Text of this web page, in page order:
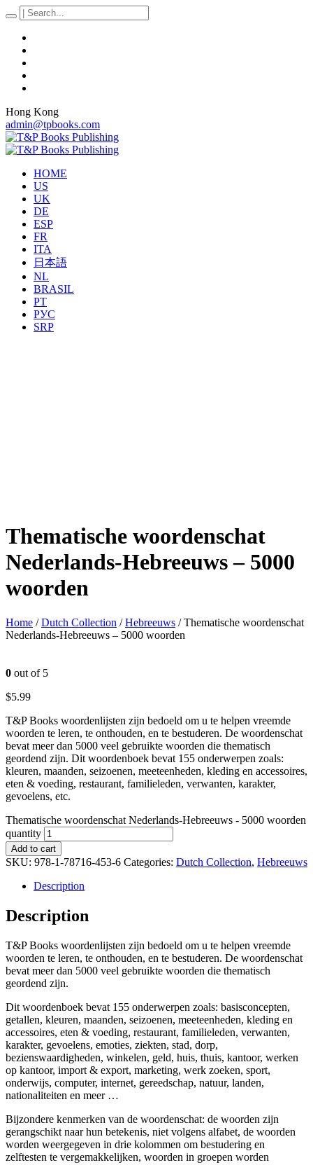
Hong Kong
admin@tpbooks.com
HOME
US
UK
DE
ESP
FR
ITA
日本語
NL
BRASIL
PT
РУС
SRP
Thematische woordenschat
Nederlands-Hebreeuws – 5000
woorden
Home /Dutch Collection /Hebreeuws / Thematische woordenschat
Nederlands-Hebreeuws – 5000 woorden
0 out of 5
$5.99
T&P Books woordenlijsten zijn bedoeld om u te helpen vreemde
woorden te leren, te onthouden, en te bestuderen. De woordenschat
bevat meer dan 5000 veel gebruikte woorden die thematisch
geordend zijn. Dit woordenboek bevat 155 onderwerpen zoals:
kleuren, maanden, seizoenen, meeteenheden, kleding en accessoires,
eten & voeding, restaurant, familieleden, verwanten, karakter,
gevoelens, etc.
Thematische woordenschat Nederlands-Hebreeuws - 5000 woorden
quantity
Add to cart
SKU: 978-1-78716-453-6 Categories: Dutch Collection, Hebreeuws
Description
Description
T&P Books woordenlijsten zijn bedoeld om u te helpen vreemde
woorden te leren, te onthouden, en te bestuderen. De woordenschat
bevat meer dan 5000 veel gebruikte woorden die thematisch
geordend zijn.
Dit woordenboek bevat 155 onderwerpen zoals: basisconcepten,
getallen, kleuren, maanden, seizoenen, meeteenheden, kleding en
accessoires, eten & voeding, restaurant, familieleden, verwanten,
karakter, gevoelens, emoties, ziekten, stad, dorp,
bezienswaardigheden, winkelen, geld, huis, thuis, kantoor, werken
op kantoor, import & export, marketing, werk zoeken, sport,
onderwijs, computer, internet, gereedschap, natuur, landen,
nationaliteiten en meer …
Bijzondere kenmerken van de woordenschat: de woorden zijn
gerangschikt naar hun betekenis, niet volgens alfabet, de woorden
worden weergegeven in drie kolommen om bestudering en
zelftesten te vergemakkelijken, woorden in groepen worden